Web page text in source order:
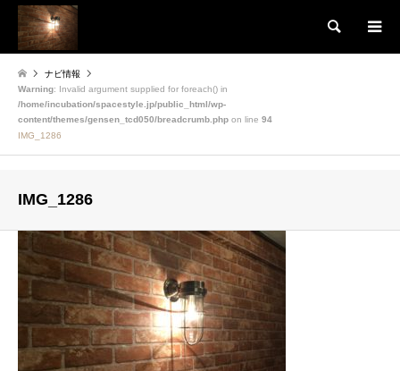
検索
ナビ情報
Warning: Invalid argument supplied for foreach() in
/home/incubation/spacestyle.jp/public_html/wp-
content/themes/gensen_tcd050/breadcrumb.php on line 94
IMG_1286
IMG_1286